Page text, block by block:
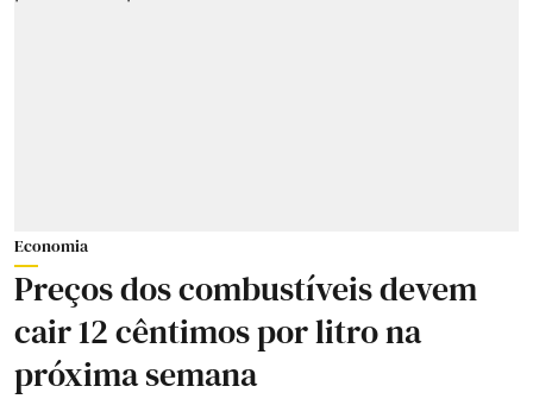
Economia
Preços dos combustíveis devem
cair 12 cêntimos por litro na
próxima semana